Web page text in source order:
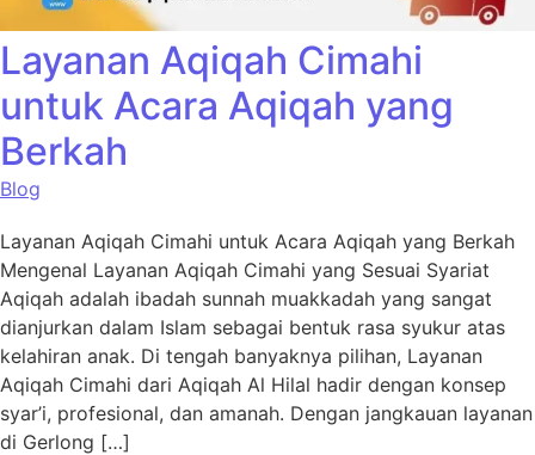
Layanan Aqiqah Cimahi
untuk Acara Aqiqah yang
Berkah
Blog
Layanan Aqiqah Cimahi untuk Acara Aqiqah yang Berkah
Mengenal Layanan Aqiqah Cimahi yang Sesuai Syariat
Aqiqah adalah ibadah sunnah muakkadah yang sangat
dianjurkan dalam Islam sebagai bentuk rasa syukur atas
kelahiran anak. Di tengah banyaknya pilihan, Layanan
Aqiqah Cimahi dari Aqiqah Al Hilal hadir dengan konsep
syar’i, profesional, dan amanah. Dengan jangkauan layanan
di Gerlong […]